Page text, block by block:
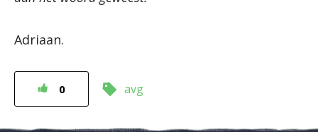
Adriaan.
0 avg